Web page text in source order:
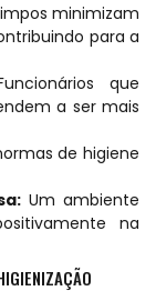
minimizam
para a
que
a ser mais
de higiene
Um ambiente
na